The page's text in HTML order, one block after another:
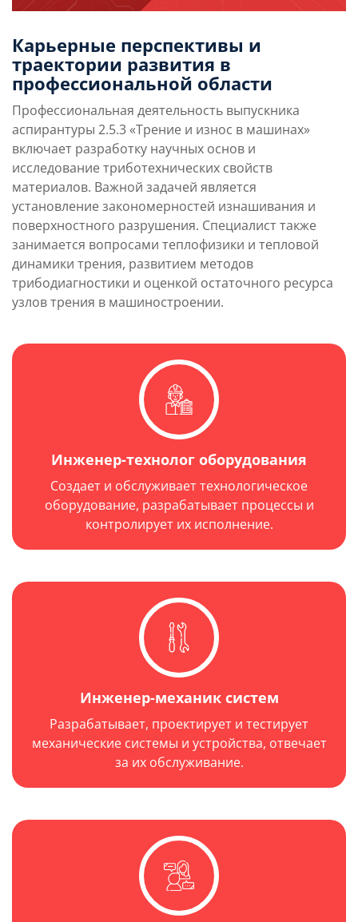
Карьерные перспективы и
траектории развития в
профессиональной области
Профессиональная деятельность выпускника
аспирантуры 2.5.3 «Трение и износ в машинах»
включает разработку научных основ и
исследование триботехнических свойств
материалов. Важной задачей является
установление закономерностей изнашивания и
поверхностного разрушения. Специалист также
занимается вопросами теплофизики и тепловой
динамики трения, развитием методов
трибодиагностики и оценкой остаточного ресурса
узлов трения в машиностроении.
Инженер-технолог оборудования
Создает и обслуживает технологическое
оборудование, разрабатывает процессы и
контролирует их исполнение.
Инженер-механик систем
Разрабатывает, проектирует и тестирует
механические системы и устройства, отвечает
за их обслуживание.